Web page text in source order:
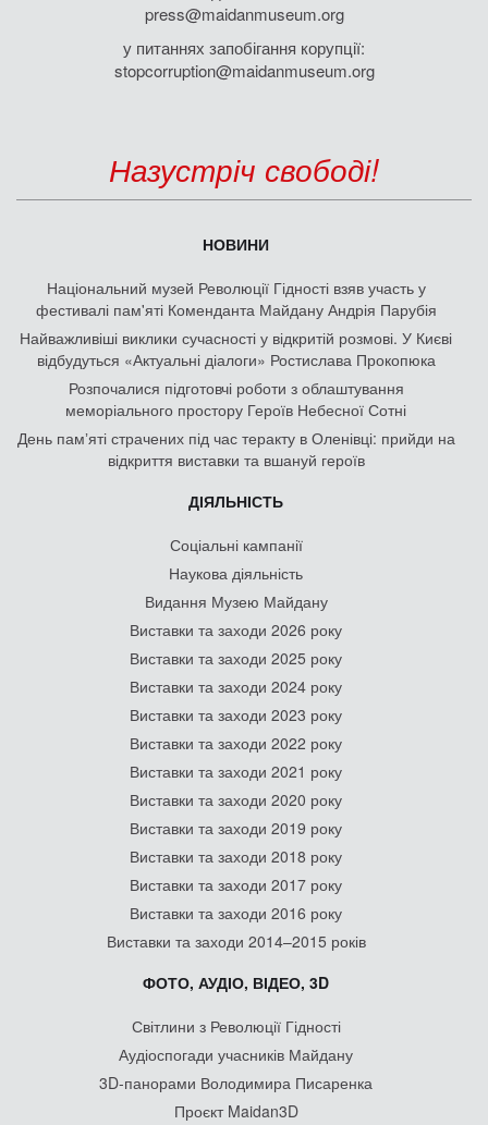
press@maidanmuseum.org
у питаннях запобігання корупції:
stopcorruption@maidanmuseum.org
Назустріч свободі!
НОВИНИ
Національний музей Революції Гідності взяв участь у
фестивалі пам'яті Коменданта Майдану Андрія Парубія
Найважливіші виклики сучасності у відкритій розмові. У Києві
відбудуться «Актуальні діалоги» Ростислава Прокопюка
Розпочалися підготовчі роботи з облаштування
меморіального простору Героїв Небесної Сотні
День памʼяті страчених під час теракту в Оленівці: прийди на
відкриття виставки та вшануй героїв
ДІЯЛЬНІСТЬ
Соціальні кампанії
Наукова діяльність
Видання Музею Майдану
Виставки та заходи 2026 року
Виставки та заходи 2025 року
Виставки та заходи 2024 року
Виставки та заходи 2023 року
Виставки та заходи 2022 року
Виставки та заходи 2021 року
Виставки та заходи 2020 року
Виставки та заходи 2019 року
Виставки та заходи 2018 року
Виставки та заходи 2017 року
Виставки та заходи 2016 року
Виставки та заходи 2014–2015 років
ФОТО, АУДІО, ВІДЕО, 3D
Світлини з Революції Гідності
Аудіоспогади учасників Майдану
3D-панорами Володимира Писаренка
Проєкт Maidan3D